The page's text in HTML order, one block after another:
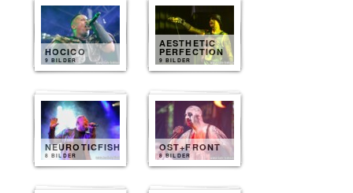
HOCICO
9 BILDER
AESTHETIC
PERFECTION
9 BILDER
NEUROTICFISH
8 BILDER
OST+FRONT
8 BILDER